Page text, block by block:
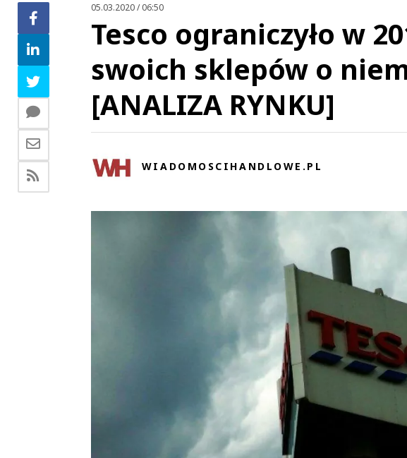
05.03.2020 / 06:50
Tesco ograniczyło w
swoich sklepów o
[ANALIZA RYNKU]
WIADOMOSCIHANDLOWE.PL